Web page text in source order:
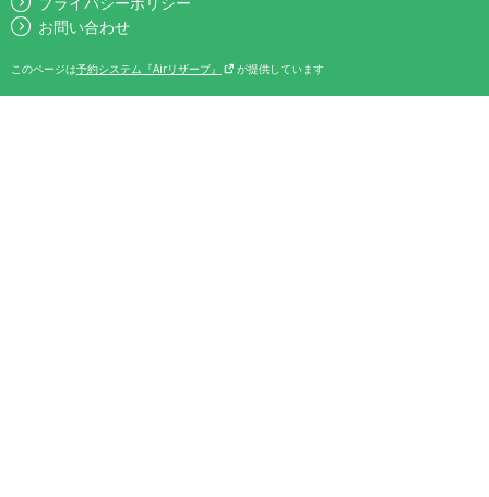
お問い合わせ
このページは予約システム『Airリザーブ』 が提供しています